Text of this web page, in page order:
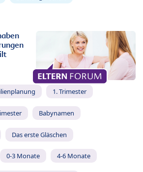
1. Trimester
Babynamen
Das erste Gläschen
0-3 Monate 4-6 Monate